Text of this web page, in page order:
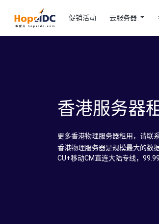
促销活动 云服务器
香港服务器
更多香港物理服务器租用，请联
香港物理服务器是规模最大的数
CU+移动CM直连大陆专线，